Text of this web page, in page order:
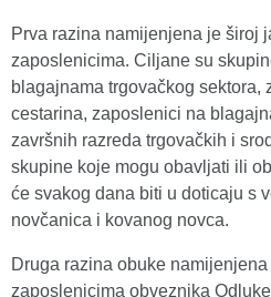
Prva razina namijenjena je široj
zaposlenicima. Ciljane su
blagajnama trgovačkog sektora,
cestarina, zaposlenici na
završnih razreda trgovačkih i
skupine koje mogu obavljati ili
će svakog dana biti u doticaju s
novčanica i kovanog novca.
Druga razina obuke
zaposlenicima obveznika